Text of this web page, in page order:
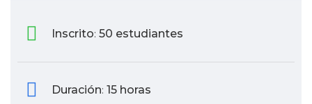
Inscrito: 50 estudiantes
Duración: 15 horas